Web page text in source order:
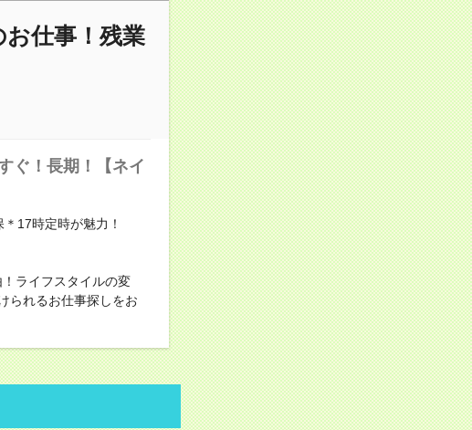
お仕事！残業
ぐ！長期！【ネイ
17時定時が魅力！
ライフスタイルの変
られるお仕事探しをお